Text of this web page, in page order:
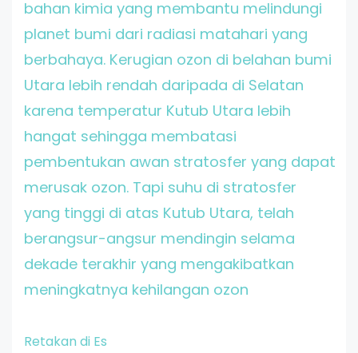
bahan kimia yang membantu melindungi
planet bumi dari radiasi matahari yang
berbahaya. Kerugian ozon di belahan bumi
Utara lebih rendah daripada di Selatan
karena temperatur Kutub Utara lebih
hangat sehingga membatasi
pembentukan awan stratosfer yang dapat
merusak ozon. Tapi suhu di stratosfer
yang tinggi di atas Kutub Utara, telah
berangsur-angsur mendingin selama
dekade terakhir yang mengakibatkan
meningkatnya kehilangan ozon
Retakan di Es